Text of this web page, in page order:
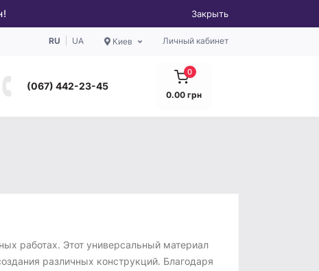
Закрыть
RU UA Киев Личный кабинет
(067) 442-23-45
0
0.00 грн
работах. Этот универсальный материал
различных конструкций. Благодаря